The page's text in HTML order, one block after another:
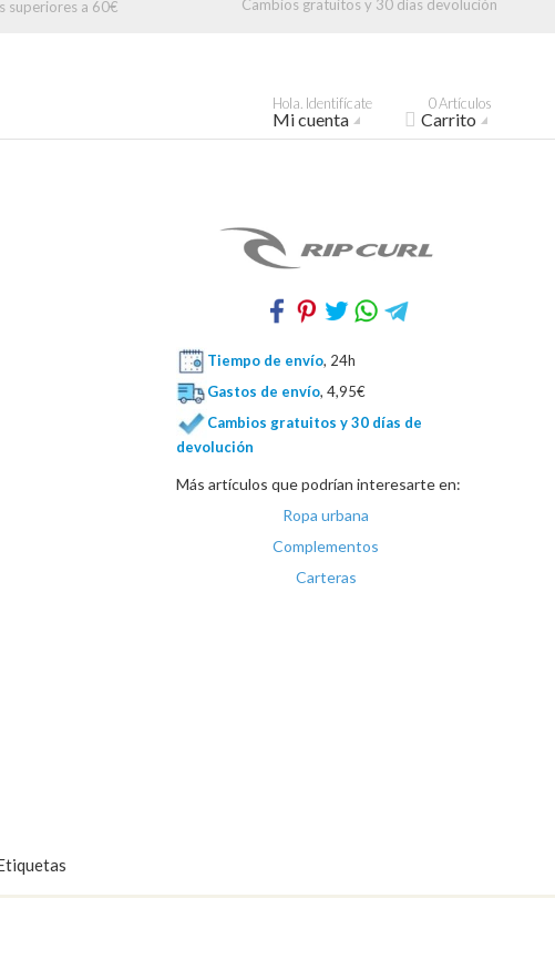
superiores a 60€ Cambios gratuitos y 30 días devolución
Hola. Identifícate
Mi cuenta
0 Artículos
Carrito
Tiempo de envío, 24h
Gastos de envío, 4,95€
Cambios gratuitos y 30 días de
devolución
Más artículos que podrían interesarte en:
Ropa urbana
Complementos
Carteras